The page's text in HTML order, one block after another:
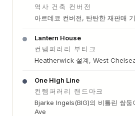
역사 건축 컨버전
아르데코 컨버전, 탄탄한 재판매
Lantern House
컨템퍼러리 부티크
Heatherwick 설계, West
One High Line
컨템퍼러리 랜드마크
Bjarke Ingels(BIG)의 비틀린 쌍
Ave